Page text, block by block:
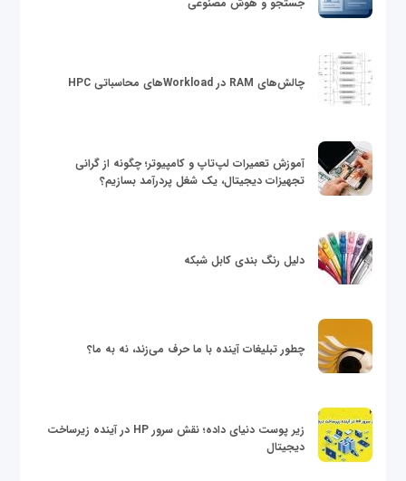
چالش‌های RAM در Workloadهای محاسباتی HPC
آموزش تعمیرات لپ‌تاپ و کامپیوتر؛ چگونه از گرانی
تجهیزات دیجیتال، یک شغل پردرآمد بسازیم؟
دلیل رنگ بندی کابل شبکه
چطور تبلیغات آینده با ما حرف می‌زند، نه به ما؟
زیر پوست دنیای داده؛ نقش سرور HP در آینده زیرساخت
دیجیتال